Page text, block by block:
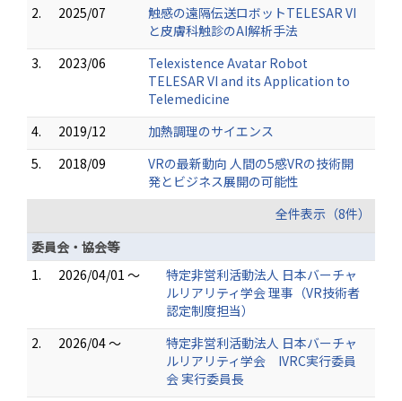
2.
2025/07
触感の遠隔伝送ロボットTELESAR VI
と皮膚科触診のAI解析手法
3.
2023/06
Telexistence Avatar Robot
TELESAR VI and its Application to
Telemedicine
4.
2019/12
加熱調理のサイエンス
5.
2018/09
VRの最新動向 人間の5感VRの技術開
発とビジネス展開の可能性
全件表示（8件）
委員会・協会等
1.
2026/04/01 ～
特定非営利活動法人 日本バーチャ
ルリアリティ学会 理事（VR技術者
認定制度担当）
2.
2026/04 ～
特定非営利活動法人 日本バーチャ
ルリアリティ学会 IVRC実行委員
会 実行委員長